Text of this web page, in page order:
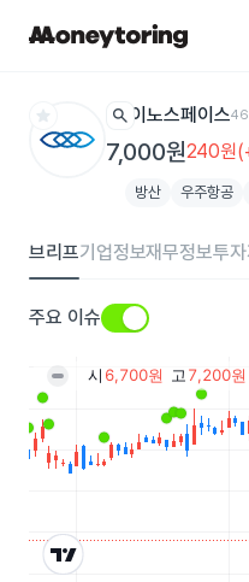
star search 이노스페이스
7,000원240원
방산 우주항공
브리프기업정보재무정보투
주요 이슈